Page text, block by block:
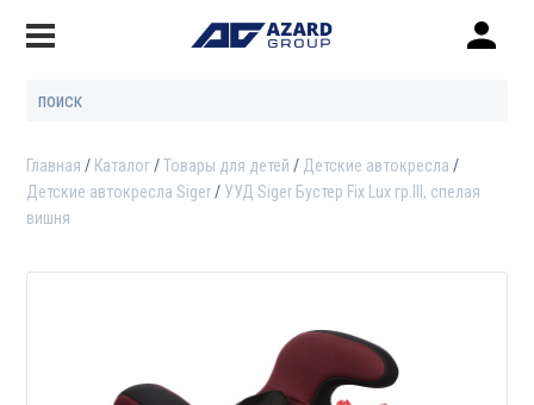
Главная Каталог Товары для детей
Детские автокресла
Детские автокресла Siger
УУД Siger Бустер Fix Lux гр.III, спелая
вишня